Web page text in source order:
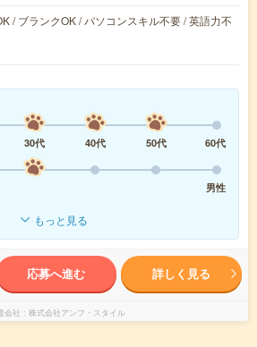
/ ブランクOK / パソコンスキル不要 / 英語力不
30代 40代 50代
60代
男性
もっと見る
応募へ進む 詳しく見る
会社 株式会社アンフ・スタイル